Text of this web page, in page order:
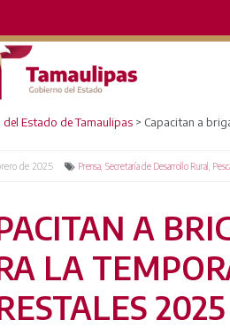
del Estado de Tamaulipas > Capacitan a
de 2025 Prensa Secretaría de Desarrollo Rural,
A
LA
2025